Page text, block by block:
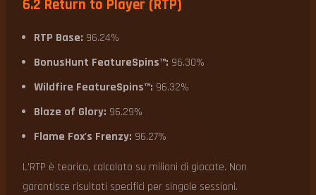
6.2 Return to Player (RTP)
RTP Base: 96.24%
BonusHunt FeatureSpins™: 96.30%
Wildfire FeatureSpins™: 96.32%
Blaze of Glory: 96.29%
Flame Fox's Frenzy: 96.27%
L'RTP è teorico, calcolato su milioni di giocate. Non
garantisce risultati specifici per singole sessioni.